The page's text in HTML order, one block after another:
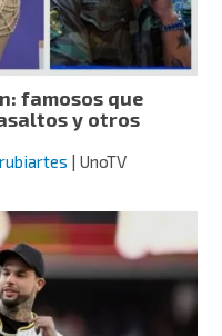
famosos que
y otros
| UnoTV